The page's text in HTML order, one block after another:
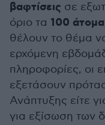
βαφτίσεις σε
όριο τα 100 άτομα
θέλουν το θέμα
ερχόμενη
πληροφορίες, οι
εξετάσουν
Ανάπτυξης είτε
για εξίσωση των